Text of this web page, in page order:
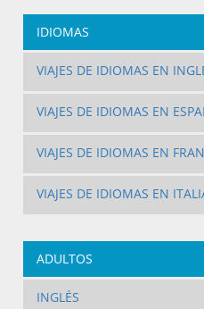
IDIOMAS
VIAJES DE IDIOMAS EN
VIAJES DE IDIOMAS EN
VIAJES DE IDIOMAS EN
VIAJES DE IDIOMAS EN
ADULTOS
INGLÉS